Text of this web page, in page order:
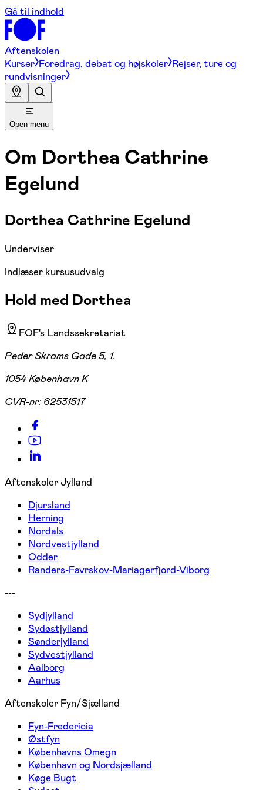
Gå til indhold
Aftenskolen
Kurser Foredrag, debat og højskoler Rejser, ture og
rundvisninger
Open menu
Om Dorthea Cathrine
Egelund
Dorthea Cathrine Egelund
Underviser
Indlæser kursusudvalg
Hold med Dorthea
FOF's Landssekretariat
Peder Skrams Gade 5, 1.
1054 København K
CVR-nr: 62531517
Aftenskoler Jylland
Djursland
Herning
Nordals
Nordvestjylland
Odder
Randers-Favrskov-Mariagerfjord-Viborg
---
Sydjylland
Sydøstjylland
Sønderjylland
Sydvestjylland
Aalborg
Aarhus
Aftenskoler Fyn/Sjælland
Fyn-Fredericia
Østfyn
Københavns Omegn
København og Nordsjælland
Køge Bugt